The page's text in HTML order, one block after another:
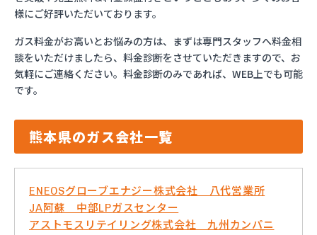
様にご好評いただいております。
ガス料金がお高いとお悩みの方は、まずは専門スタッフへ料金相
談をいただけましたら、料金診断をさせていただきますので、お
気軽にご連絡ください。料金診断のみであれば、WEB上でも可能
です。
熊本県のガス会社一覧
ENEOSグローブエナジー株式会社 八代営業所
JA阿蘇 中部LPガスセンター
アストモスリテイリング株式会社 九州カンパニ